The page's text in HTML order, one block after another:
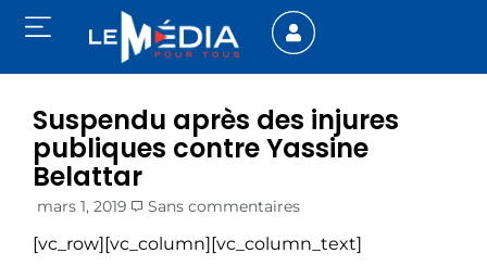
Suspendu après des injures
publiques contre Yassine
Belattar
mars 1, 2019 Sans commentaires
[vc_row][vc_column][vc_column_text]